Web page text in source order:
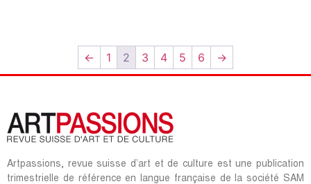
← 1 2 3 4 5 6 →
Artpassions, revue suisse d’art et de culture est une publication
trimestrielle de référence en langue française de la société SAM